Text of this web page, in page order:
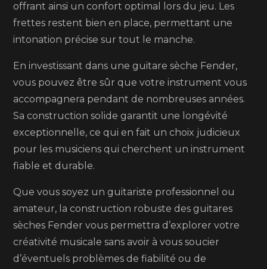
offrant ainsi un confort optimal lors du jeu. Les
frettes restent bien en place, permettant une
intonation précise sur tout le manche.
En investissant dans une guitare sèche Fender,
vous pouvez être sûr que votre instrument vous
accompagnera pendant de nombreuses années.
Sa construction solide garantit une longévité
exceptionnelle, ce qui en fait un choix judicieux
pour les musiciens qui cherchent un instrument
fiable et durable.
Que vous soyez un guitariste professionnel ou
amateur, la construction robuste des guitares
sèches Fender vous permettra d’explorer votre
créativité musicale sans avoir à vous soucier
d’éventuels problèmes de fiabilité ou de